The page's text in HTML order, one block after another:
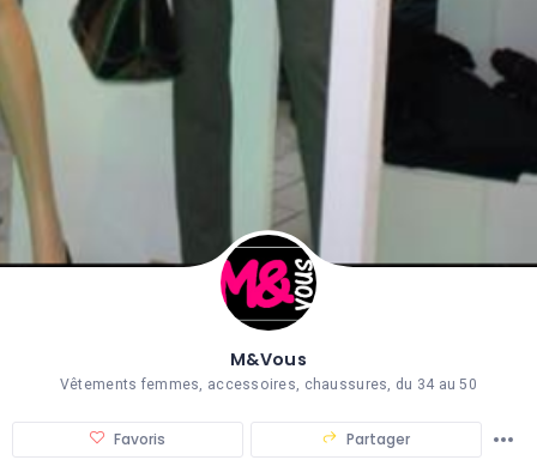
M&Vous
Vêtements femmes, accessoires, chaussures, du 34 au 50
Favoris Partager